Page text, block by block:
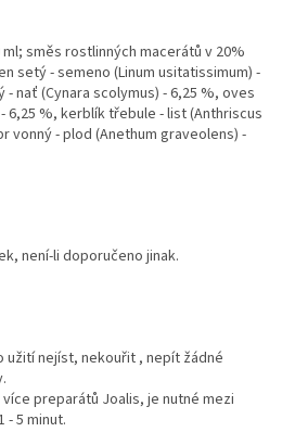
ml; směs rostlinných macerátů v 20%
setý - semeno (Linum usitatissimum) -
nať (Cynara scolymus) - 6,25 %, oves
6,25 %, kerblík třebule - list (Anthriscus
vonný - plod (Anethum graveolens) -
není-li doporučeno jinak.
užití nejíst, nekouřit , nepít žádné
preparátů Joalis, je nutné mezi
- 5 minut.